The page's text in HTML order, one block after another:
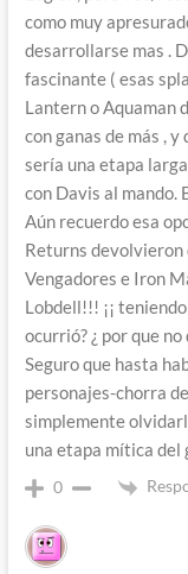
como muy
desarrollarse mas .
fascinante ( esas
Lantern o Aquaman
con ganas de más ,
sería una etapa
con Davis al mando.
Aún recuerdo esa
Returns devolvieron
Vengadores e Iron
Lobdell!!! ¡¡
ocurrió? ¿ por que
Seguro que hasta
personajes-chorra
simplemente
una etapa mítica del
0